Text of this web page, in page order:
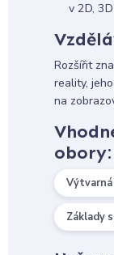
v 2D,
Rozšířit
reality,
na
obory:
Základy